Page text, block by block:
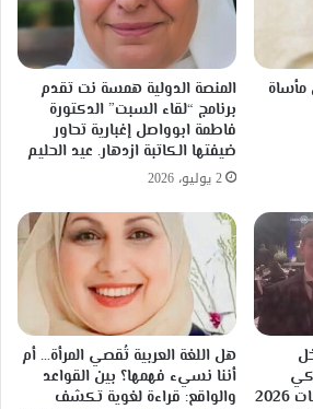
مأساة
المنصة الدولية همسة نت تقدم
برنامج “لقاء السبت” الدكتورة
فاطمة ابوواصل إغبارية تحاور
ضيفتها الكاتبة ازدهار. عيد الحليم
2 يوليو، 2026
بأفضل نتيجة له في انتخابات 2026
هل اللغة العربية تُقصي المرأة… أم
أننا نسيء فهمها؟ بين القواعد
والواقع: قراءة لغوية تكشف